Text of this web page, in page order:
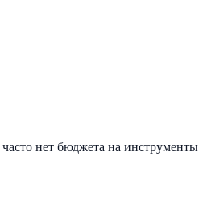
нет бюджета на инструменты